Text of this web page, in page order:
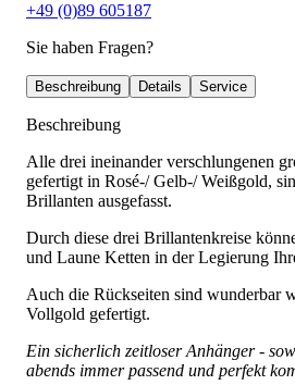
+49 (0)89 605187
Sie haben Fragen?
Beschreibung Details Service
Beschreibung
Alle drei ineinander verschlungenen
gefertigt in Rosé-/ Gelb-/ Weißgold,
Brillanten ausgefasst.
Durch diese drei Brillantenkreise
und Laune Ketten in der Legierung
Auch die Rückseiten sind wunderbar
Vollgold gefertigt.
Ein sicherlich zeitloser Anhänger -
abends immer passend und perfekt